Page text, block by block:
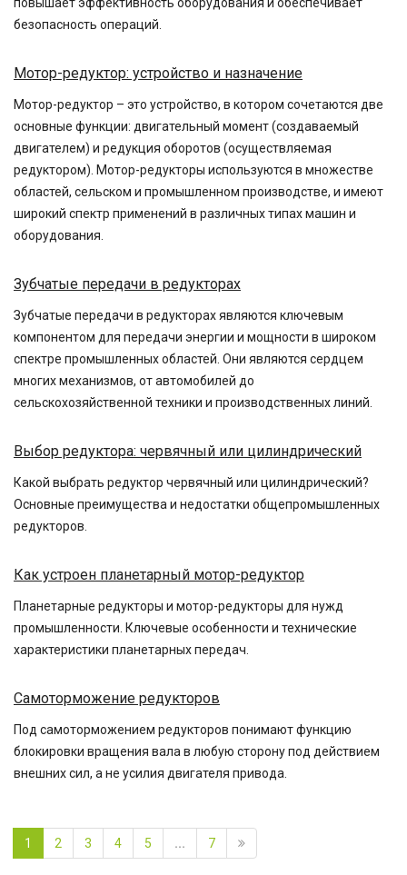
безопасность операций.
Мотор-редуктор: устройство и назначение
Мотор-редуктор – это устройство, в котором сочетаются две
основные функции: двигательный момент (создаваемый
двигателем) и редукция оборотов (осуществляемая
редуктором). Мотор-редукторы используются в множестве
областей, сельском и промышленном производстве, и имеют
широкий спектр применений в различных типах машин и
оборудования.
Зубчатые передачи в редукторах
Зубчатые передачи в редукторах являются ключевым
компонентом для передачи энергии и мощности в широком
спектре промышленных областей. Они являются сердцем
многих механизмов, от автомобилей до
сельскохозяйственной техники и производственных линий.
Выбор редуктора: червячный или цилиндрический
Какой выбрать редуктор червячный или цилиндрический?
Основные преимущества и недостатки общепромышленных
редукторов.
Как устроен планетарный мотор-редуктор
Планетарные редукторы и мотор-редукторы для нужд
промышленности. Ключевые особенности и технические
характеристики планетарных передач.
Самоторможение редукторов
Под самоторможением редукторов понимают функцию
блокировки вращения вала в любую сторону под действием
внешних сил, а не усилия двигателя привода.
1 2 3 4 5 ... 7